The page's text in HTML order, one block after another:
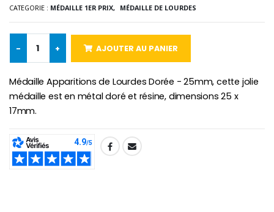
-10%
Bougie de Neuvaine Contre le Mal - Saint Michel
€5.50 €4.95
Lot de 20 Bougies de Neuvaine Blanches
€78.00 €58.50
€2.50
CATEGORIE : MÉDAILLE 1ER PRIX, MÉDAILLE DE LOURDES
- + AJOUTER AU PANIER
Médaille Apparitions de Lourdes Dorée - 25mm, cette jolie
médaille est en métal doré et résine, dimensions 25 x
17mm.
SHARE: